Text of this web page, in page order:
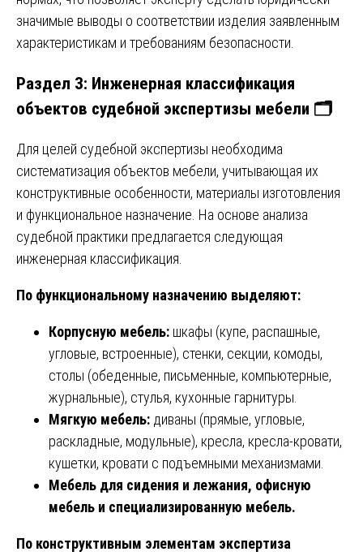
значимые выводы о соответствии изделия заявленным
характеристикам и требованиям безопасности.
Раздел 3: Инженерная классификация
объектов судебной экспертизы мебели 🗂️
Для целей судебной экспертизы необходима
систематизация объектов мебели, учитывающая их
конструктивные особенности, материалы изготовления
и функциональное назначение. На основе анализа
судебной практики предлагается следующая
инженерная классификация.
По функциональному назначению выделяют:
Корпусную мебель: шкафы (купе, распашные,
угловые, встроенные), стенки, секции, комоды,
столы (обеденные, письменные, компьютерные,
журнальные), стулья, кухонные гарнитуры.
Мягкую мебель: диваны (прямые, угловые,
раскладные, модульные), кресла, кресла-кровати,
кушетки, кровати с подъемными механизмами.
Мебель для сидения и лежания, офисную
мебель и специализированную мебель.
По конструктивным элементам экспертиза